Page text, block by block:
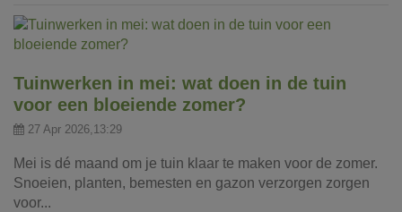
Tuinwerken in mei: wat doen in de tuin
voor een bloeiende zomer?
27 Apr 2026,13:29
Mei is dé maand om je tuin klaar te maken voor de zomer.
Snoeien, planten, bemesten en gazon verzorgen zorgen
voor...